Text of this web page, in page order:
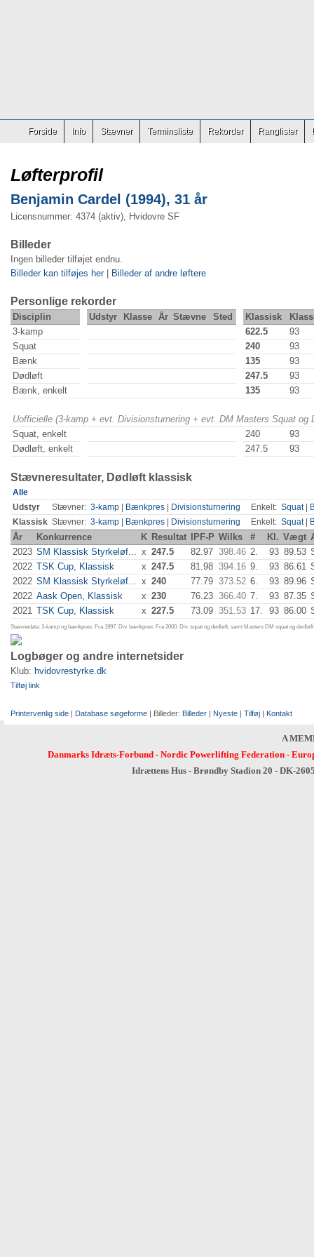
Forside Info Stævner Terminsliste Rekorder Ranglister
Løfterprofil
Benjamin Cardel (1994), 31 år
Licensnummer: 4374 (aktiv), Hvidovre SF
Billeder
Ingen billeder tilføjet endnu.
Billeder kan tilføjes her| Billeder af andre løftere
Personlige rekorder
Disciplin Udstyr Klasse År Stævne Sted Klassisk
3-kamp
622.5
93
Squat
240
93
Bænk
135
93
Dødløft
247.5
93
Bænk, enkelt
135 93
Uofficielle (3-kamp + evt. Divisionsturnering + evt. DM Masters Squat
Squat, enkelt
240
93
Dødløft, enkelt
247.5 93
Stævneresultater, Dødløft klassisk
Alle
Udstyr
Stævner: 3-kamp Bænkpres Divisionsturnering Enkelt: Squat|
Klassisk Stævner: 3-kamp Bænkpres Divisionsturnering Enkelt: Squat|
År Konkurrence K Resultat IPF-P Wilks # Kl. Vægt
2023 SM Klassisk Styrkeløf... x 247.5 82.97 398.46 2. 93 89.53
2022 TSK Cup, Klassisk x 247.5 81.98 394.16 9. 93 86.61
2022 SM Klassisk Styrkeløf... x 240 77.79 373.52 6. 93 89.96
2022 Aask Open, Klassisk x 230 76.23 366.40 7. 93 87.35
2021 TSK Cup, Klassisk x 227.5 73.09 351.53 17. 93 86.00
Stævnedata: 3-kamp og bænkpres: Fra 1997. Div. bænkpres: Fra 2000. Div. squat og dødløft, samt Masters DM squat og
Logbøger og andre internetsider
Klub: hvidovrestyrke.dk
Tilføj link
Printervenlig side | Database søgeforme | Billeder: Billeder | Nyeste | Tilføj | Kontakt
A
Danmarks Idræts-Forbund- Nordic Powerlifting Federation-
Idrættens Hus - Brøndby Stadion 20 - DK-